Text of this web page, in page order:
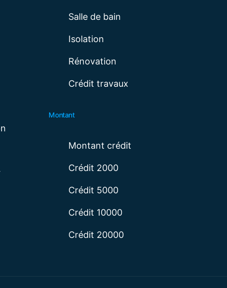
Salle de bain
Isolation
Rénovation
Crédit travaux
Montant
Montant crédit
Crédit 2000
Crédit 5000
Crédit 10000
Crédit 20000